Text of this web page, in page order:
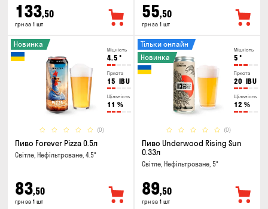
133,50
грн за 1 шт
55,50
грн за 1 шт
Міцність
4.5 °
Гіркота
15 IBU
Щільність
11 %
(0)
Новинка
Пиво Forever Pizza 0.5л
Світле, Нефільтроване, 4.5°
83,50
грн за 1 шт
Міцність
5 °
Гіркота
20 IBU
Щільність
12 %
(0)
Тільки онлайн
Новинка
Пиво Underwood Rising Sun
0.33л
Світле, Нефільтроване, 5°
89,50
грн за 1 шт